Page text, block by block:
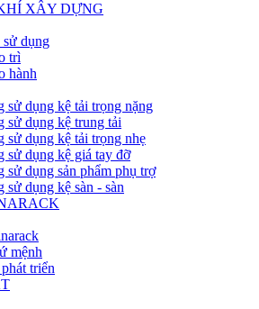
XÂY DỰNG
dụng
trì
hành
sử dụng kệ tải trọng nặng
sử dụng kệ trung tải
sử dụng kệ tải trọng nhẹ
sử dụng kệ giá tay đỡ
sử dụng sản phẩm phụ trợ
sử dụng kệ sàn - sàn
mệnh
triển